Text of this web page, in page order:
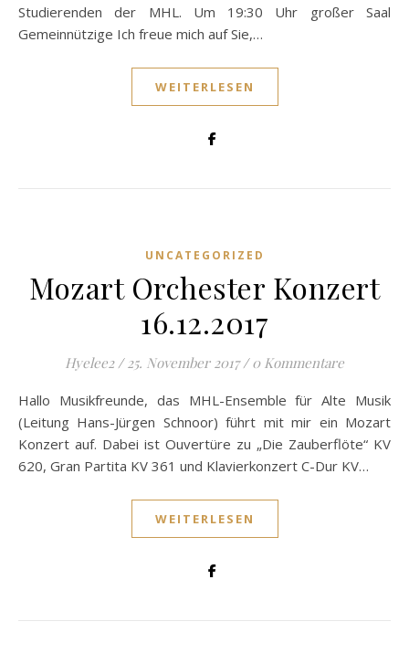
Studierenden der MHL. Um 19:30 Uhr großer Saal
Gemeinnützige Ich freue mich auf Sie,…
WEITERLESEN
UNCATEGORIZED
Mozart Orchester Konzert
16.12.2017
Hyelee2 / 25. November 2017 / 0 Kommentare
Hallo Musikfreunde, das MHL-Ensemble für Alte Musik
(Leitung Hans-Jürgen Schnoor) führt mit mir ein Mozart
Konzert auf. Dabei ist Ouvertüre zu „Die Zauberflöte“ KV
620, Gran Partita KV 361 und Klavierkonzert C-Dur KV…
WEITERLESEN